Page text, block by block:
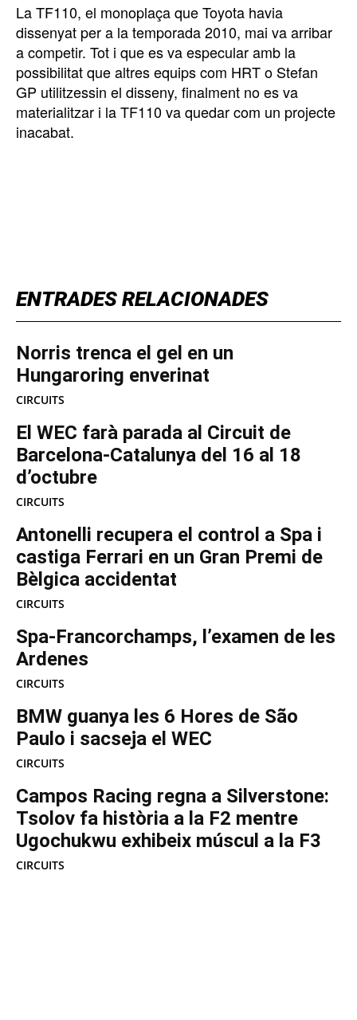
ENTRADES RELACIONADES
Norris trenca el gel en un
Hungaroring enverinat
CIRCUITS
El WEC farà parada al Circuit de
Barcelona-Catalunya del 16 al 18
d’octubre
CIRCUITS
Antonelli recupera el control a Spa i
castiga Ferrari en un Gran Premi de
Bèlgica accidentat
CIRCUITS
Spa-Francorchamps, l’examen de les
Ardenes
CIRCUITS
BMW guanya les 6 Hores de São
Paulo i sacseja el WEC
CIRCUITS
Campos Racing regna a Silverstone:
Tsolov fa història a la F2 mentre
Ugochukwu exhibeix múscul a la F3
CIRCUITS
La TF110, el monoplaça que Toyota havia
dissenyat per a la temporada 2010, mai va arribar
a competir. Tot i que es va especular amb la
possibilitat que altres equips com HRT o Stefan
GP utilitzessin el disseny, finalment no es va
materialitzar i la TF110 va quedar com un projecte
inacabat.